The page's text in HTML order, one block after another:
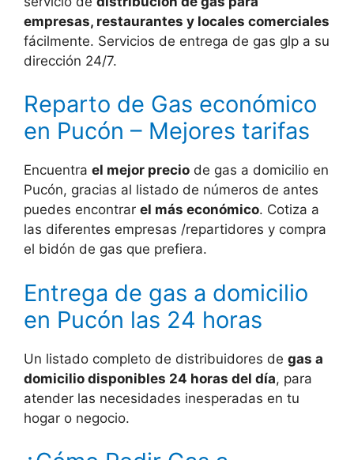
empresas, restaurantes y locales comerciales
fácilmente. Servicios de entrega de gas glp a su
dirección 24/7.
Reparto de Gas económico
en Pucón – Mejores tarifas
Encuentra el mejor precio de gas a domicilio en
Pucón, gracias al listado de números de antes
puedes encontrar el más económico. Cotiza a
las diferentes empresas /repartidores y compra
el bidón de gas que prefiera.
Entrega de gas a domicilio
en Pucón las 24 horas
Un listado completo de distribuidores de gas a
domicilio disponibles 24 horas del día, para
atender las necesidades inesperadas en tu
hogar o negocio.